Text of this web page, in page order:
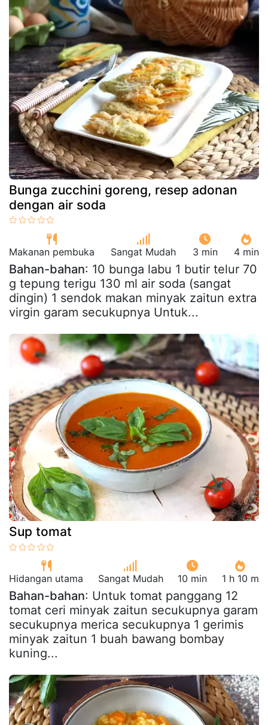
Bunga zucchini goreng, resep adonan
dengan air soda
Makanan pembuka Sangat Mudah 3 min 4 min
Bahan-bahan: 10 bunga labu 1 butir telur 70
g tepung terigu 130 ml air soda (sangat
dingin) 1 sendok makan minyak zaitun extra
virgin garam secukupnya Untuk...
Sup tomat
Hidangan utama Sangat Mudah 10 min 1 h 10 m
Bahan-bahan: Untuk tomat panggang 12
tomat ceri minyak zaitun secukupnya garam
secukupnya merica secukupnya 1 gerimis
minyak zaitun 1 buah bawang bombay
kuning...